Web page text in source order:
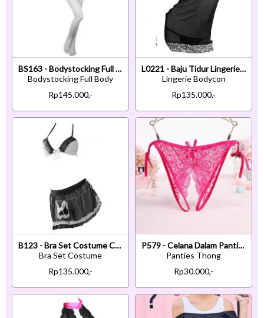
BS163 - Bodystocking Full Body Putih Transparan Lengan Panjang Crotchless
Bodystocking Full Body
Rp145.000,-
L0221 - Baju Tidur Lingerie Bodycon Sheath Dress Halter Hitam
Lingerie Bodycon
Rp135.000,-
B123 - Bra Set Costume Cosplay Maid Waitress Pelayan Halter Hitam Transparan Apron
Bra Set Costume
Rp135.000,-
P579 - Celana Dalam Panties Thong Magenta Transparan Crotchless Ikat Samping
Panties Thong
Rp30.000,-